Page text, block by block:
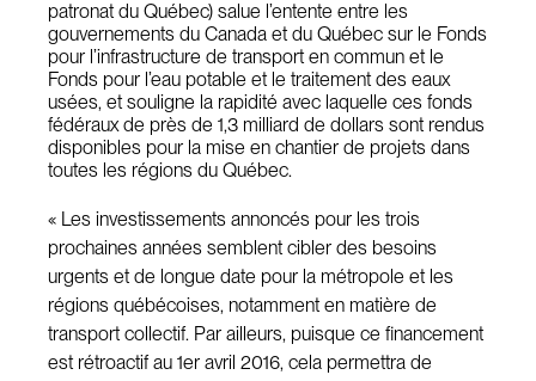
patronat du Québec) salue l’entente entre les
gouvernements du Canada et du Québec sur le Fonds
pour l’infrastructure de transport en commun et le
Fonds pour l’eau potable et le traitement des eaux
usées, et souligne la rapidité avec laquelle ces fonds
fédéraux de près de 1,3 milliard de dollars sont rendus
disponibles pour la mise en chantier de projets dans
toutes les régions du Québec.
« Les investissements annoncés pour les trois
prochaines années semblent cibler des besoins
urgents et de longue date pour la métropole et les
régions québécoises, notamment en matière de
transport collectif. Par ailleurs, puisque ce financement
est rétroactif au 1er avril 2016, cela permettra de